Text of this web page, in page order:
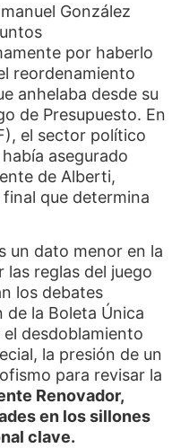
González
por haberlo
reordenamiento
anhelaba desde su
de Presupuesto. En
el sector político
asegurado
de Alberti,
que determina
un dato menor en la
reglas del juego
los debates
la Boleta Única
desdoblamiento
la presión de un
para revisar la
Renovador,
en los sillones
clave.